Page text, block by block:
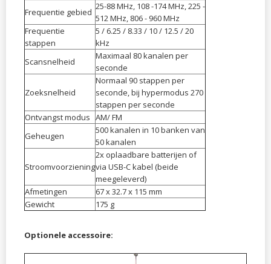
Frequentie gebied
25-88 MHz, 108 -174 MHz, 225 -
512 MHz, 806 - 960 MHz
Frequentie
stappen
5 / 6.25 / 8.33 / 10 / 12.5 / 20
kHz
Scansnelheid
Maximaal 80 kanalen per
seconde
Zoeksnelheid
Normaal 90 stappen per
seconde, bij hypermodus 270
stappen per seconde
Ontvangst modus AM/ FM
Geheugen
500 kanalen in 10 banken van
50 kanalen
Stroomvoorziening
2x oplaadbare batterijen of
via USB-C kabel (beide
meegeleverd)
Afmetingen
67 x 32.7 x 115 mm
Gewicht
175 g
Optionele accessoire: